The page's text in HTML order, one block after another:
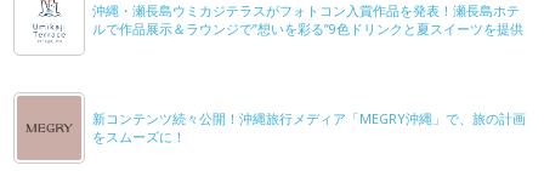
沖縄・瀬長島ウミカジテラスがフォトコン入賞作品を発表！瀬長島ホテ
ルで作品展示＆ラウンジで”想いを彩る”9色ドリンクと夏スイーツを提供
新コンテンツ続々公開！沖縄旅行メディア「MEGRY沖縄」で、旅の計画
をスムーズに！